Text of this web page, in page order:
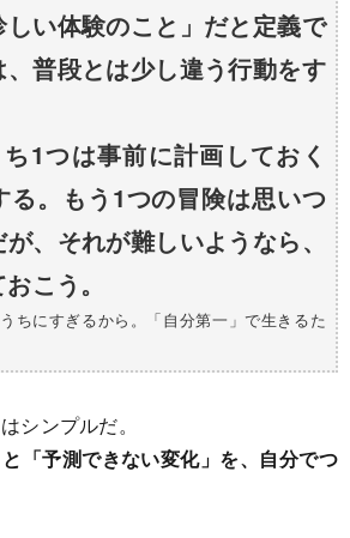
しい体験のこと」だと定義で
、普段とは少し違う行動をす
1つは事前に計画しておく
る。もう1つの冒険は思いつ
、それが難しいようなら、
こう。
にすぎるから。「自分第一」で生きるた
シンプルだ。
と「予測できない変化」を、自分でつ